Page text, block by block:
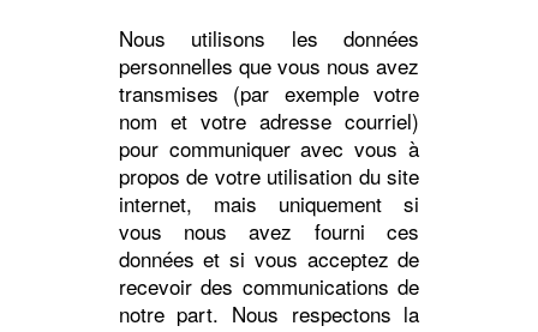
Nous utilisons les données
personnelles que vous nous avez
transmises (par exemple votre
nom et votre adresse courriel)
pour communiquer avec vous à
propos de votre utilisation du site
internet, mais uniquement si
vous nous avez fourni ces
données et si vous acceptez de
recevoir des communications de
notre part. Nous respectons la